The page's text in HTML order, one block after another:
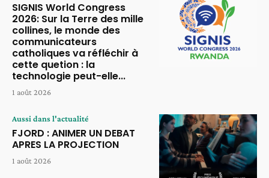
SIGNIS World Congress
2026: Sur la Terre des mille
collines, le monde des
communicateurs
catholiques va réfléchir à
cette quetion : la
technologie peut-elle...
1 août 2026
Aussi dans l'actualité
FJORD : ANIMER UN DEBAT
APRES LA PROJECTION
1 août 2026